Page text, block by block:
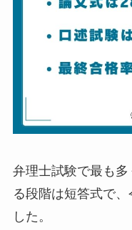
弁理士試験で最も
る段階は短答式で
した。